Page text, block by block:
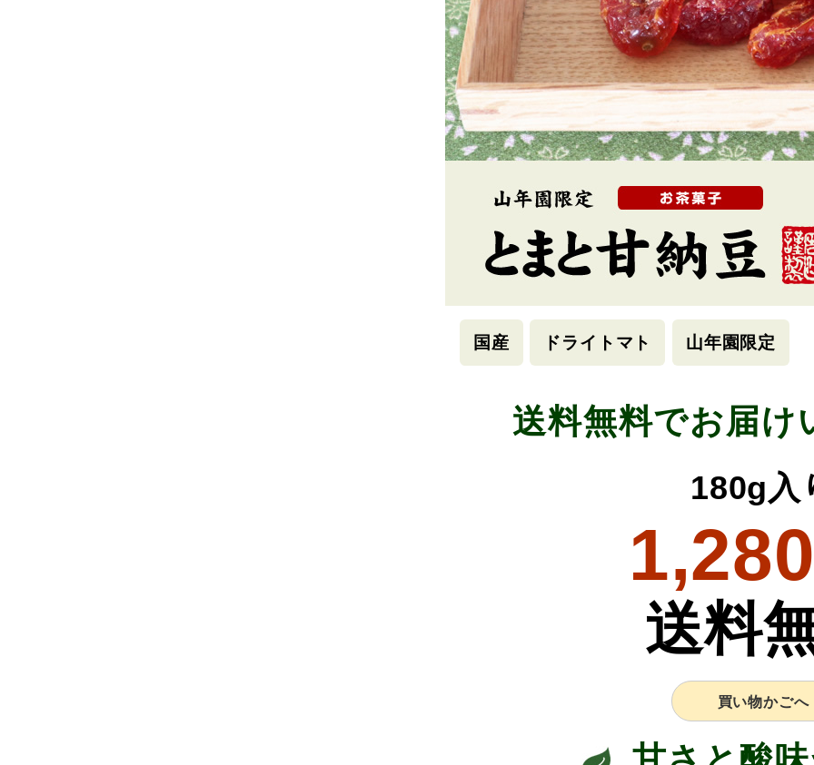
国産 ドライトマト 山年園限定
送料無料でお届け
180g入
送料
買い物かごへ